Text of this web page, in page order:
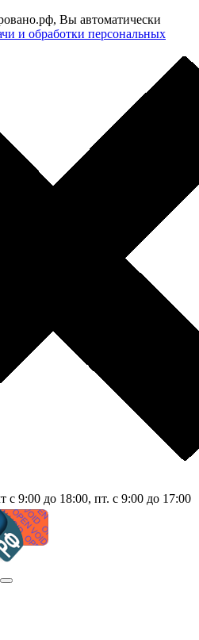
Вы автоматически
и обработки персональных
с 9:00 до 18:00, пт. с 9:00 до 17:00